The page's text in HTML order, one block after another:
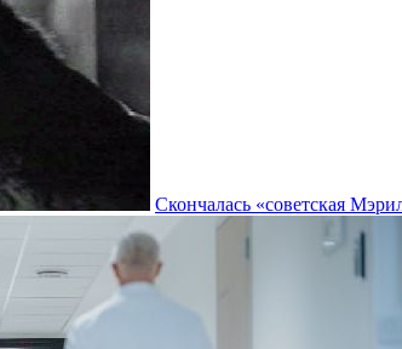
Скончалась «советская